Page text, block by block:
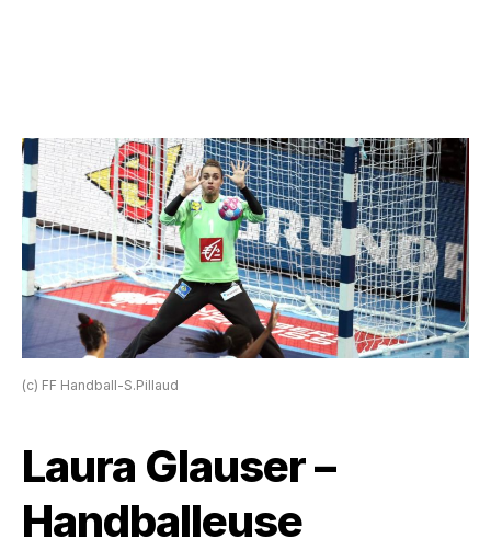
(c) FF Handball-S.Pillaud
Laura Glauser –
Handballeuse